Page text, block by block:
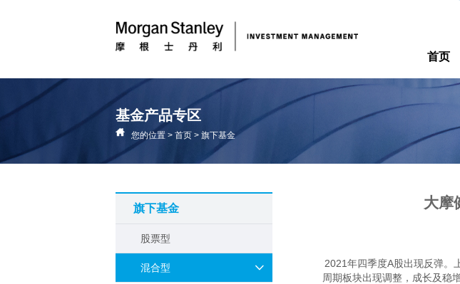
首页
基金产品专区
您的位置 > 首页 > 旗下基金
旗下基金
股票型
混合型
大摩
2021年四季度A股出现反弹。
周期板块出现调整，成长及稳